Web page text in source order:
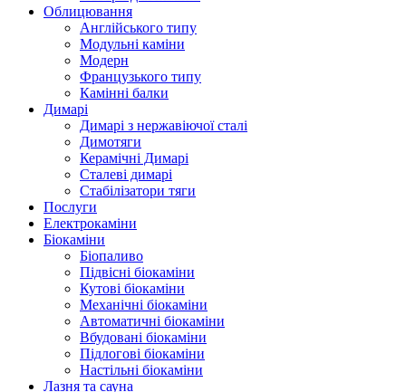
Облицювання
Англійського типу
Модульні каміни
Модерн
Французького типу
Камінні балки
Димарі
Димарі з нержавіючої сталі
Димотяги
Керамічні Димарі
Сталеві димарі
Стабілізатори тяги
Послуги
Електрокаміни
Біокаміни
Біопаливо
Підвісні біокаміни
Кутові біокаміни
Механічні біокаміни
Автоматичні біокаміни
Вбудовані біокаміни
Підлогові біокаміни
Настільні біокаміни
Лазня та сауна